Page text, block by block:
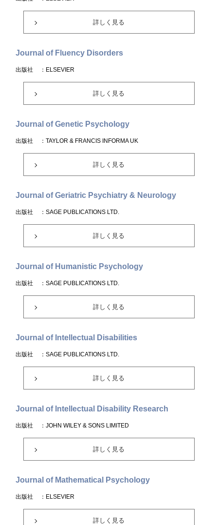
詳しく見る
Journal of Fluency Disorders
出版社 ：ELSEVIER
詳しく見る
Journal of Genetic Psychology
出版社 ：TAYLOR & FRANCIS INFORMA UK
詳しく見る
Journal of Geriatric Psychiatry & Neurology
出版社 ：SAGE PUBLICATIONS LTD.
詳しく見る
Journal of Humanistic Psychology
出版社 ：SAGE PUBLICATIONS LTD.
詳しく見る
Journal of Intellectual Disabilities
出版社 ：SAGE PUBLICATIONS LTD.
詳しく見る
Journal of Intellectual Disability Research
出版社 ：JOHN WILEY & SONS LIMITED
詳しく見る
Journal of Mathematical Psychology
出版社 ：ELSEVIER
詳しく見る